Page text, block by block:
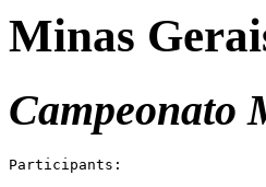
Minas
Campeonato
Participants: